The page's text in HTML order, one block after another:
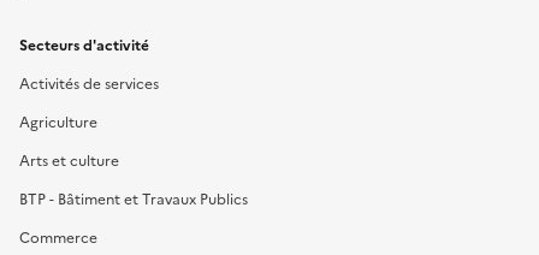
Secteurs d'activité
Activités de services
Agriculture
Arts et culture
BTP - Bâtiment et Travaux Publics
Commerce